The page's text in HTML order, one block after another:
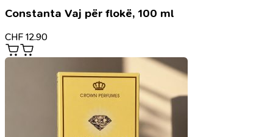
Constanta Vaj për flokë, 100 ml
CHF 12.90